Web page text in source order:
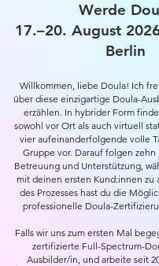
Werde
17.–20. August
Berlin
Willkommen, liebe Doula! Ich
über diese einzigartige Doula-
erzählen. In hybrider Form
sowohl vor Ort als auch virtuell
vier aufeinanderfolgende volle
Gruppe vor. Darauf folgen
Betreuung und Unterstützung,
mit deinen ersten Kund:innen zu
des Prozesses hast du die
professionelle Doula-
Falls wir uns zum ersten Mal
zertifizierte Full-Spectrum-
Ausbilder/in, und arbeite seit